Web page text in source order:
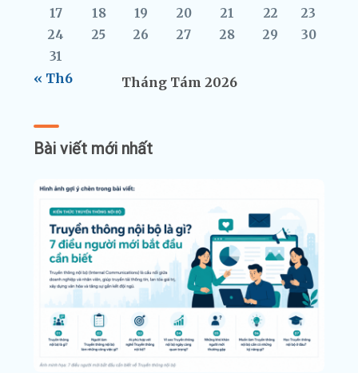
Tháng Tám 2026
17
18 19 20 21 22
23
24
25 26 27 28 29
30
31
« Th6
Bài viết mới nhất